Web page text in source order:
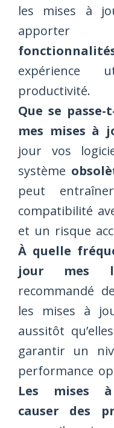
les mises à
expérience
productivité.
Que se
mes mises à
jour vos
système
peut
compatibilité
et un risque
À quelle
jour mes
recommandé
les mises à
aussitôt
garantir un
performance
Les mises
causer des